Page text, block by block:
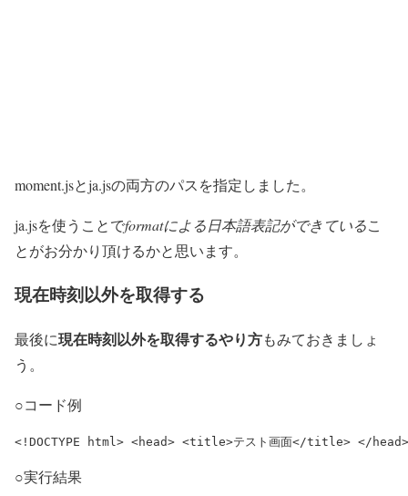
moment.jsとja.jsの両方のパスを指定しました。
ja.jsを使うことでformatによる日本語表記ができているこ
とがお分かり頂けるかと思います。
現在時刻以外を取得する
最後に現在時刻以外を取得するやり方もみておきましょ
う。
○コード例
<!DOCTYPE html> <head> <title>テスト画面</title>
○実行結果